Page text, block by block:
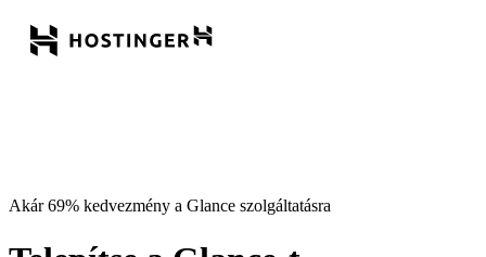
Akár 69% kedvezmény a Glance szolgáltatásra